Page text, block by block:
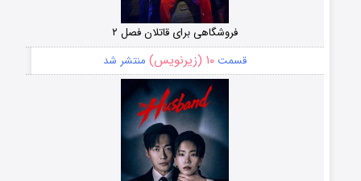
فروشگاهی برای قاتلان فصل ۲
قسمت۱۰ (زیرنویس) منتشر شد